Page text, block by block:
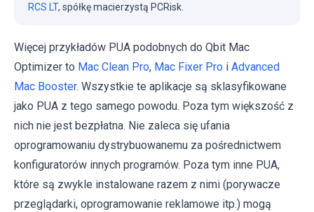
RCS LT, spółkę macierzystą PCRisk.
Więcej przykładów PUA podobnych do Qbit Mac
Optimizer to Mac Clean Pro, Mac Fixer Pro i Advanced
Mac Booster. Wszystkie te aplikacje są sklasyfikowane
jako PUA z tego samego powodu. Poza tym większość z
nich nie jest bezpłatna. Nie zaleca się ufania
oprogramowaniu dystrybuowanemu za pośrednictwem
konfiguratorów innych programów. Poza tym inne PUA,
które są zwykle instalowane razem z nimi (porywacze
przeglądarki, oprogramowanie reklamowe itp.) mogą